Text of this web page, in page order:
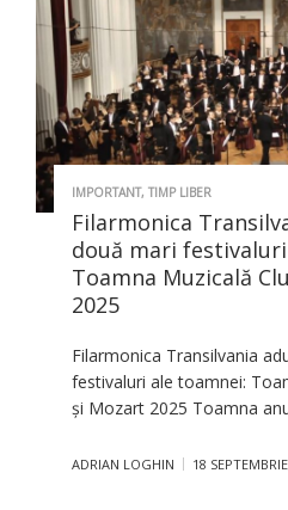
IMPORTANT, TIMP LIBER
Filarmonica
două mari
Toamna Muzicală
2025
Filarmonica Transilvania
festivaluri ale toamnei:
și Mozart 2025 Toamna
ADRIAN LOGHIN 18